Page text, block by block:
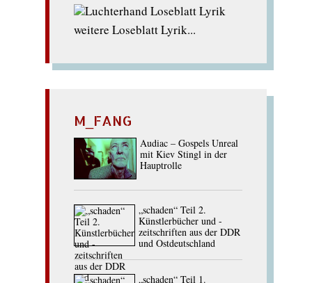
weitere Loseblatt Lyrik...
M_FANG
Audiac – Gospels Unreal
mit Kiev Stingl in der
Hauptrolle
„schaden“ Teil 2.
Künstlerbücher und -
zeitschriften aus der DDR
und Ostdeutschland
„schaden“ Teil 1.